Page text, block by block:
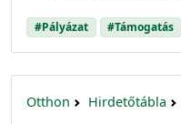
#Pályázat #Támogatás
Otthon Hirdetőtábla